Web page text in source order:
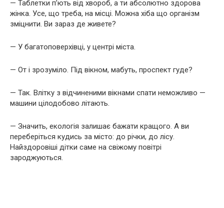
— Таблетки п’ють від хвороб, а ти абсолютно здорова
жінка. Усе, що треба, на місці. Можна хіба що організм
зміцнити. Ви зараз де живете?
— У багатоповерхівці, у центрі міста.
— От і зрозуміло. Під вікном, мабуть, проспект гуде?
— Так. Влітку з відчиненими вікнами спати неможливо —
машини цілодобово літають.
— Значить, екологія залишає бажати кращого. А ви
переберіться кудись за місто: до річки, до лісу.
Найздоровіші дітки саме на свіжому повітрі
зароджуються.